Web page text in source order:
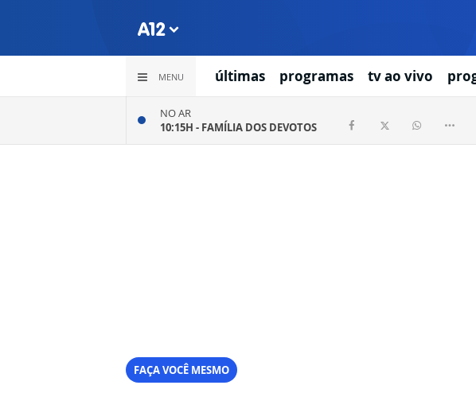
MENU últimas programas tv ao vivo
NO AR
10:15H - FAMÍLIA DOS DEVOTOS
FAÇA VOCÊ MESMO